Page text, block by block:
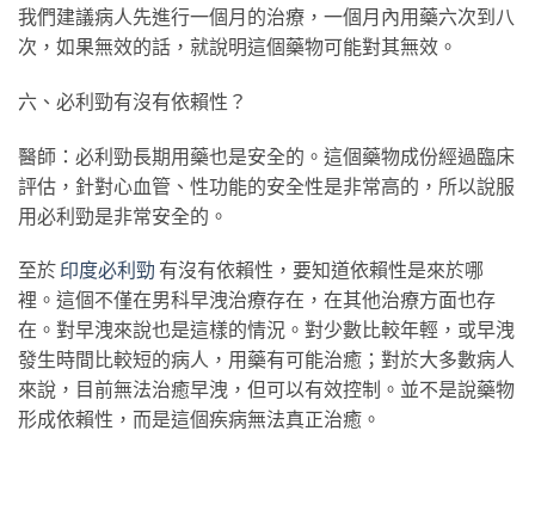
我們建議病人先進行一個月的治療，一個月內用藥六次到八
次，如果無效的話，就說明這個藥物可能對其無效。
六、必利勁有沒有依賴性？
醫師：必利勁長期用藥也是安全的。這個藥物成份經過臨床
評估，針對心血管、性功能的安全性是非常高的，所以說服
用必利勁是非常安全的。
至於 印度必利勁 有沒有依賴性，要知道依賴性是來於哪
裡。這個不僅在男科早洩治療存在，在其他治療方面也存
在。對早洩來說也是這樣的情況。對少數比較年輕，或早洩
發生時間比較短的病人，用藥有可能治癒；對於大多數病人
來說，目前無法治癒早洩，但可以有效控制。並不是說藥物
形成依賴性，而是這個疾病無法真正治癒。